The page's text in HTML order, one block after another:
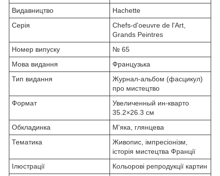
Видавництво
Hachette
Серія
Chefs-d'oeuvre de l'Art,
Grands Peintres
Номер випуску
№ 65
Мова видання
Французька
Тип видання
Журнал-альбом (фасцикул)
про мистецтво
Формат
Увеличенный ин-кварто
35.2×26.3 см
Обкладинка
М'яка, глянцева
Тематика
Живопис, імпресіонізм,
історія мистецтва Франції
Ілюстрації
Кольорові репродукції картин